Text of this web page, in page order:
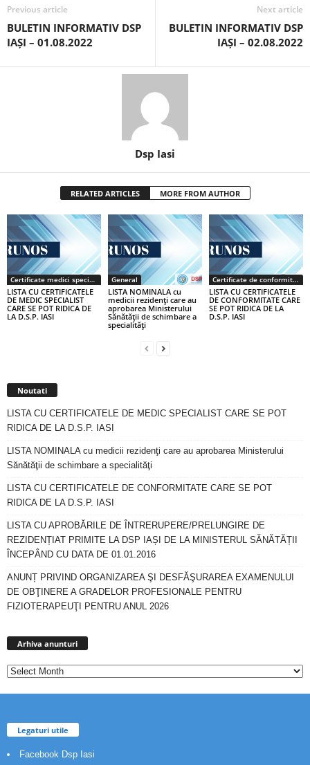
Previous article
BULETIN INFORMATIV DSP
IAȘI – 01.08.2022
Next article
BULETIN INFORMATIV DSP
IAȘI – 02.08.2022
Dsp Iasi
RELATED ARTICLES MORE FROM AUTHOR
Certificate medici specialiști / primari
LISTA CU CERTIFICATELE
DE MEDIC SPECIALIST
CARE SE POT RIDICA DE
LA D.S.P. IASI
General
LISTA NOMINALA cu
medicii rezidenţi care au
aprobarea Ministerului
Sănătăţii de schimbare a
specialităţi
Certificate de conformitate
LISTA CU CERTIFICATELE
DE CONFORMITATE CARE
SE POT RIDICA DE LA
D.S.P. IASI
Noutati
LISTA CU CERTIFICATELE DE MEDIC SPECIALIST CARE SE POT
RIDICA DE LA D.S.P. IASI
LISTA NOMINALA cu medicii rezidenţi care au aprobarea Ministerului
Sănătăţii de schimbare a specialităţi
LISTA CU CERTIFICATELE DE CONFORMITATE CARE SE POT
RIDICA DE LA D.S.P. IASI
LISTA CU APROBĂRILE DE ÎNTRERUPERE/PRELUNGIRE DE
REZIDENȚIAT PRIMITE LA DSP IAȘI DE LA MINISTERUL SĂNĂTĂȚII
ÎNCEPÂND CU DATA DE 01.01.2016
ANUNȚ PRIVIND ORGANIZAREA ŞI DESFĂŞURAREA EXAMENULUI
DE OBŢINERE A GRADELOR PROFESIONALE PENTRU
FIZIOTERAPEUŢI PENTRU ANUL 2026
Arhiva anunturi
Legaturi utile
Facebook Dsp Iasi